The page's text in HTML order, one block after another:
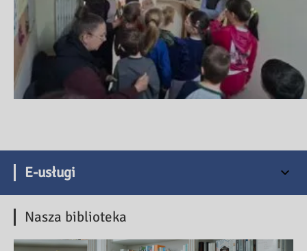
E-usługi
Nasza biblioteka